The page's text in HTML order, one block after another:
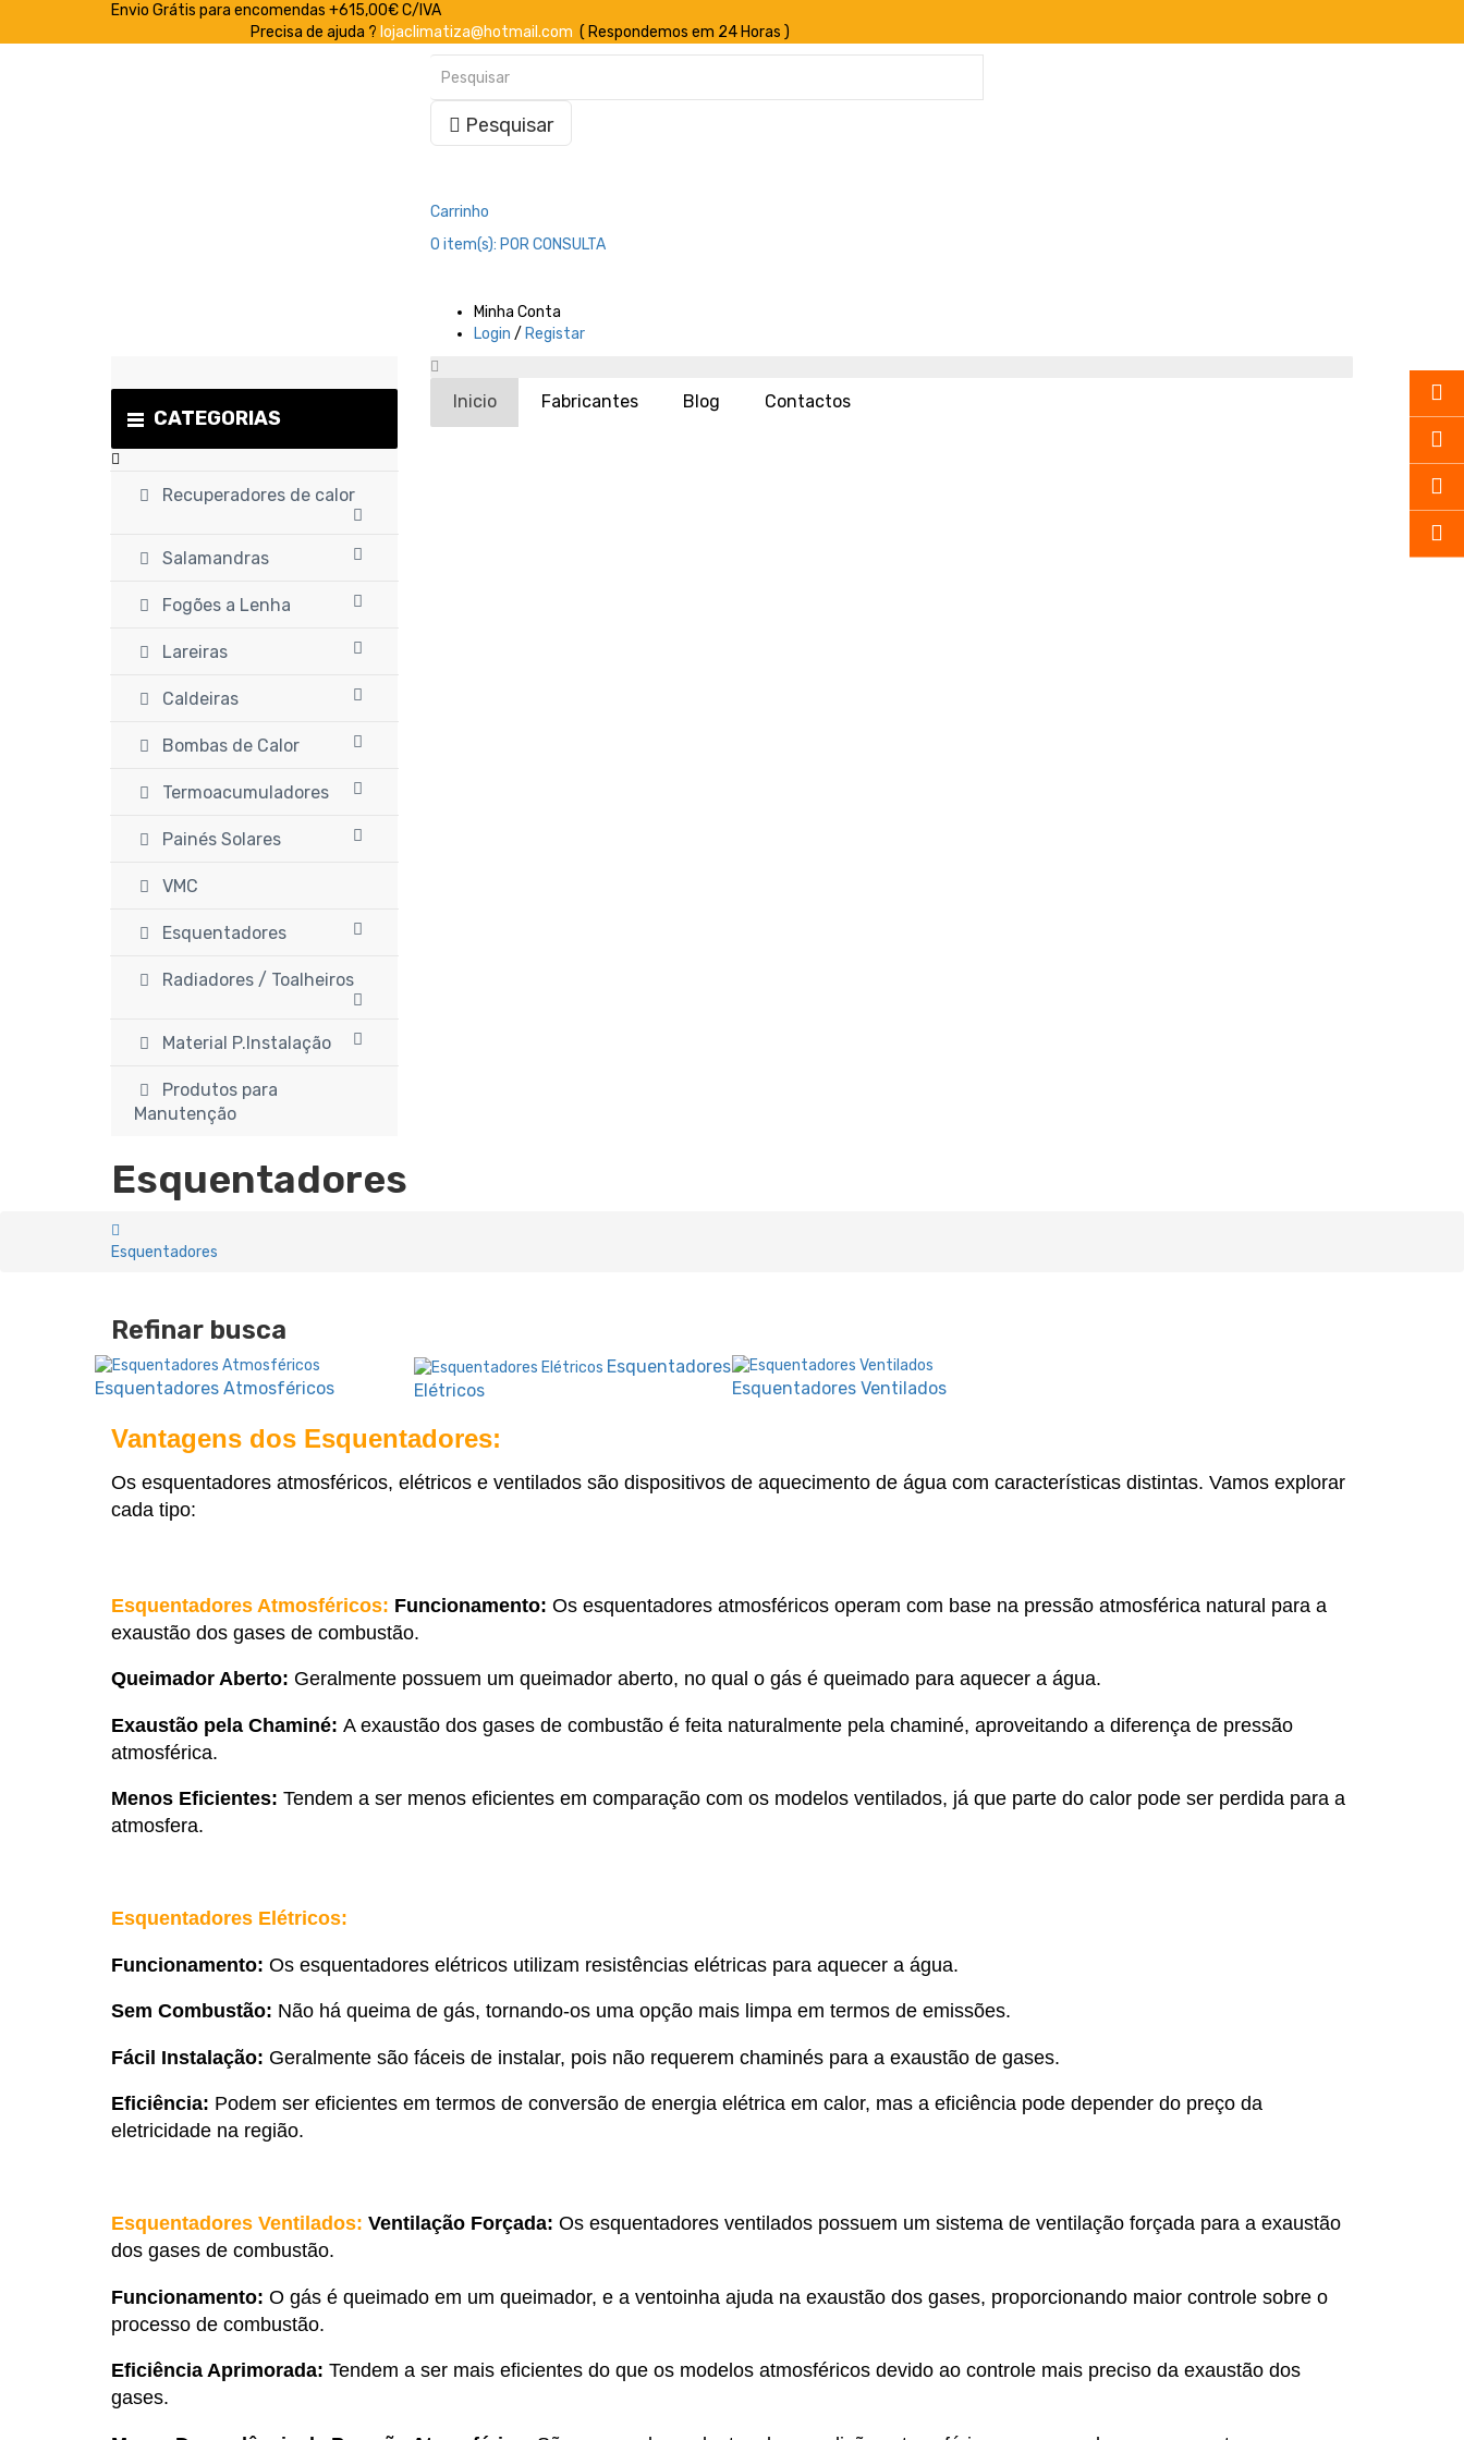
Envio Grátis para encomendas +615,00€ C/IVA
Precisa de ajuda ? lojaclimatiza@hotmail.com ( Respondemos em 24 Horas )
Pesquisar
Carrinho
0 item(s): POR CONSULTA
Minha Conta
Login / Registar
CATEGORIAS
Recuperadores de calor
Salamandras
Fogões a Lenha
Lareiras
Caldeiras
Bombas de Calor
Termoacumuladores
Painés Solares
VMC
Esquentadores
Radiadores / Toalheiros
Material P.Instalação
Produtos para
Manutenção
Inicio Fabricantes Blog Contactos
Esquentadores
Esquentadores
Refinar busca
Esquentadores Atmosféricos
Esquentadores
Elétricos
Esquentadores Ventilados
Vantagens dos Esquentadores:
Os esquentadores atmosféricos, elétricos e ventilados são dispositivos de aquecimento de água com características distintas. Vamos explorar
cada tipo:
Esquentadores Atmosféricos: Funcionamento: Os esquentadores atmosféricos operam com base na pressão atmosférica natural para a
exaustão dos gases de combustão.
Queimador Aberto: Geralmente possuem um queimador aberto, no qual o gás é queimado para aquecer a água.
Exaustão pela Chaminé: A exaustão dos gases de combustão é feita naturalmente pela chaminé, aproveitando a diferença de pressão
atmosférica.
Menos Eficientes: Tendem a ser menos eficientes em comparação com os modelos ventilados, já que parte do calor pode ser perdida para a
atmosfera.
Esquentadores Elétricos:
Funcionamento: Os esquentadores elétricos utilizam resistências elétricas para aquecer a água.
Sem Combustão: Não há queima de gás, tornando-os uma opção mais limpa em termos de emissões.
Fácil Instalação: Geralmente são fáceis de instalar, pois não requerem chaminés para a exaustão de gases.
Eficiência: Podem ser eficientes em termos de conversão de energia elétrica em calor, mas a eficiência pode depender do preço da
eletricidade na região.
Esquentadores Ventilados: Ventilação Forçada: Os esquentadores ventilados possuem um sistema de ventilação forçada para a exaustão
dos gases de combustão.
Funcionamento: O gás é queimado em um queimador, e a ventoinha ajuda na exaustão dos gases, proporcionando maior controle sobre o
processo de combustão.
Eficiência Aprimorada: Tendem a ser mais eficientes do que os modelos atmosféricos devido ao controle mais preciso da exaustão dos
gases.